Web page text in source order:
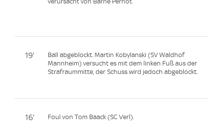
19'
Ball abgeblockt. Martin Kobylanski (SV Waldhof
Mannheim) versucht es mit dem linken Fuß aus der
Strafraummitte, der Schuss wird jedoch abgeblockt.
16' Foul von Tom Baack (SC Verl).